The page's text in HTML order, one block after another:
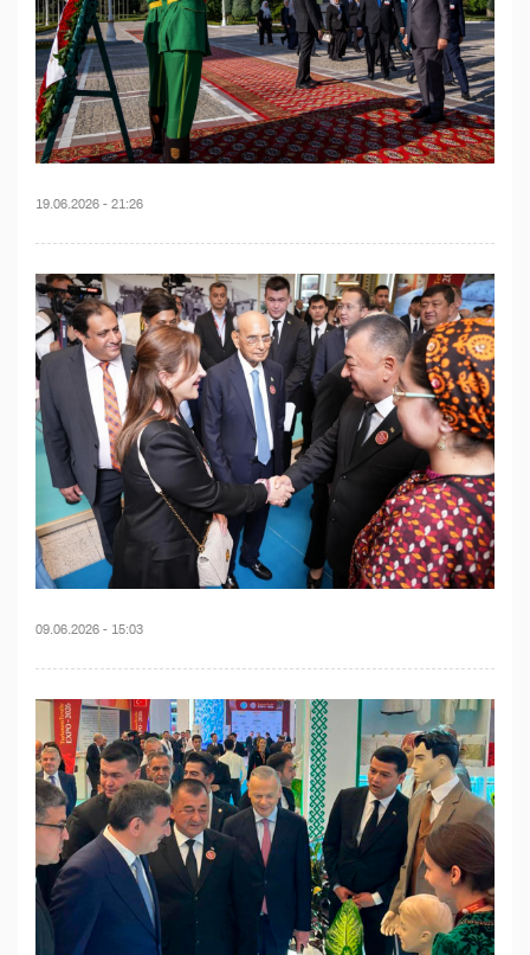
19.06.2026 - 21:26
09.06.2026 - 15:03